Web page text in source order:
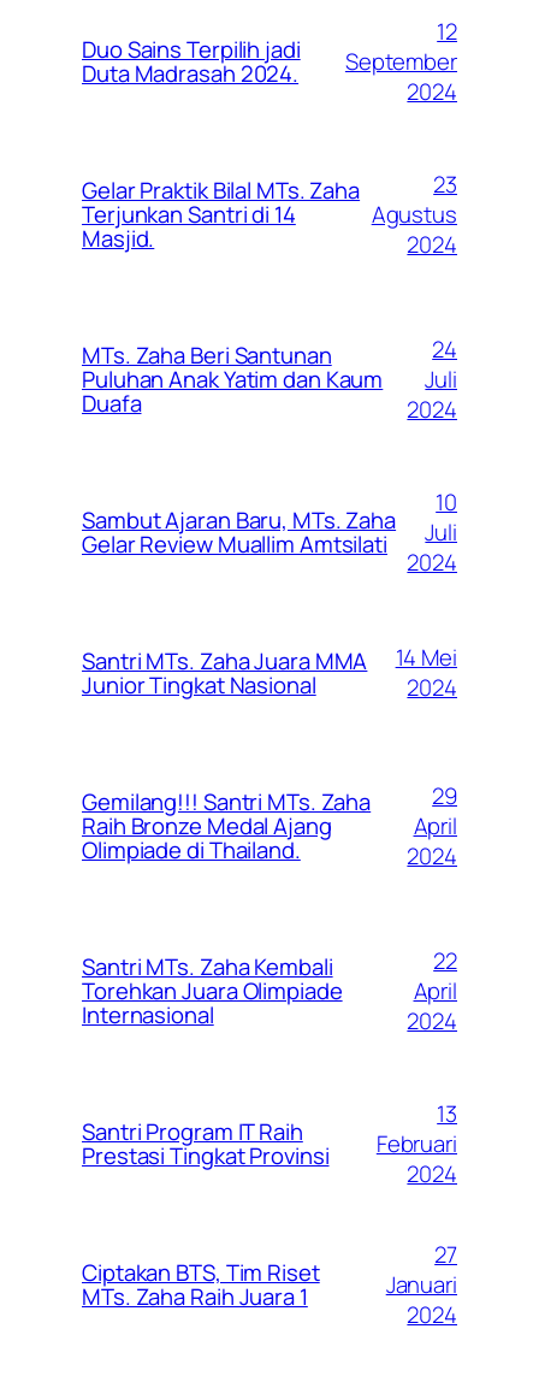
Duo Sains Terpilih jadi
Duta Madrasah 2024.
12
September
2024
Gelar Praktik Bilal MTs. Zaha
Terjunkan Santri di 14
Masjid.
23
Agustus
2024
MTs. Zaha Beri Santunan
Puluhan Anak Yatim dan Kaum
Duafa
24
Juli
2024
Sambut Ajaran Baru, MTs. Zaha
Gelar Review Muallim Amtsilati
10
Juli
2024
Santri MTs. Zaha Juara MMA
Junior Tingkat Nasional
14 Mei
2024
Gemilang!!! Santri MTs. Zaha
Raih Bronze Medal Ajang
Olimpiade di Thailand.
29
April
2024
Santri MTs. Zaha Kembali
Torehkan Juara Olimpiade
Internasional
22
April
2024
Santri Program IT Raih
Prestasi Tingkat Provinsi
13
Februari
2024
Ciptakan BTS, Tim Riset
MTs. Zaha Raih Juara 1
27
Januari
2024